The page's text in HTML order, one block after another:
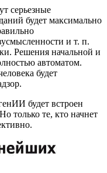
серьезные
будет максимально
и т. п.
Решения начальной и
автоматом.
будет
будет встроен
только те, кто начнет